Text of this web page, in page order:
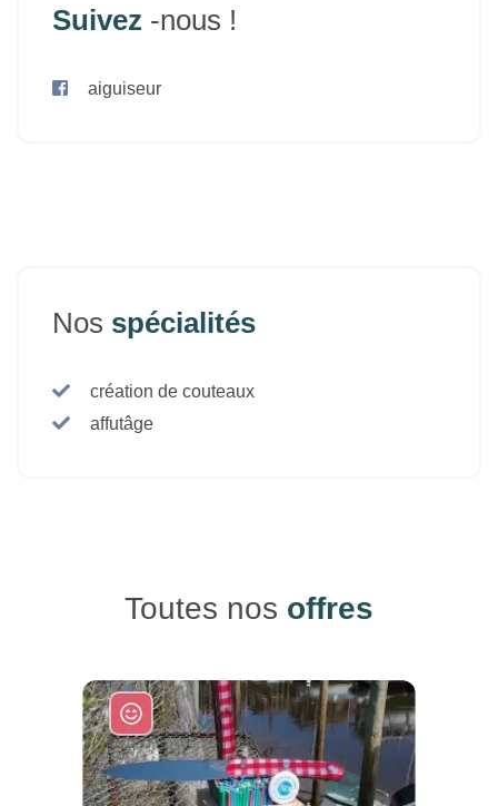
Suivez -nous !
aiguiseur
Nos spécialités
création de couteaux
affutâge
Toutes nos offres